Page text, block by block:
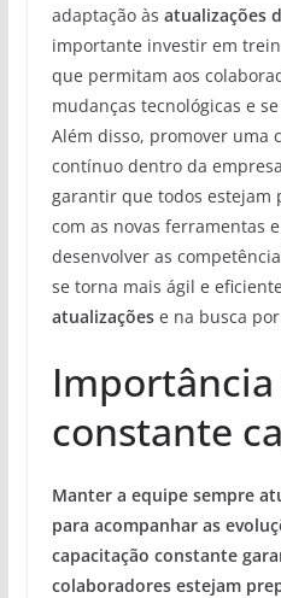
adaptação às atualizações
importante investir em
que permitam aos
mudanças tecnológicas e
Além disso, promover uma
contínuo dentro da
garantir que todos estejam
com as novas ferramentas
desenvolver as
se torna mais ágil e
atualizações e na busca
Importância
constante
Manter a equipe sempre
para acompanhar as
capacitação constante
colaboradores estejam